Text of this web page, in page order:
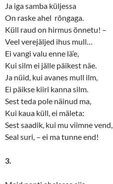
Ja iga samba küljessa
On raske ahel rõngaga.
Küll raud on hirmus õnnetu! –
Veel verejäljed ihus mull…
Ei vangi valu enne lä’e,
Kui silm ei jälle päikest näe.
Ja nüid, kui avanes mull ilm,
Ei päikse kiiri kanna silm.
Sest teda pole näinud ma,
Kui kaua küll, ei mäleta:
Sest saadik, kui mu viimne vend,
Seal suri, – ei ma tunne end!
3.